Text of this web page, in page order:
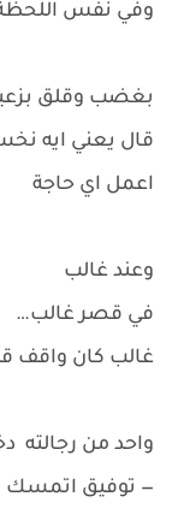
وفي نفس
بغضب وقلق
قال يعني ايه
اعمل اي حاجة
وعند غالب
في قصر غالب…
غالب كان واقف
واحد من رجالته
— توفيق اتمسك